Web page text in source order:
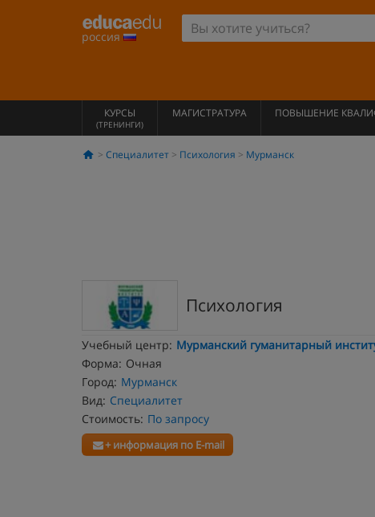
россия
КУРСЫ
(ТРЕНИНГИ)
МАГИСТРАТУРА ПОВЫШЕНИЕ
Специалитет Психология Мурманск
Психология
Учебный центр: Мурманский гуманитарный
Форма: Очная
Город: Мурманск
Вид: Специалитет
Стоимость: По запросу
+ информация по E-mail